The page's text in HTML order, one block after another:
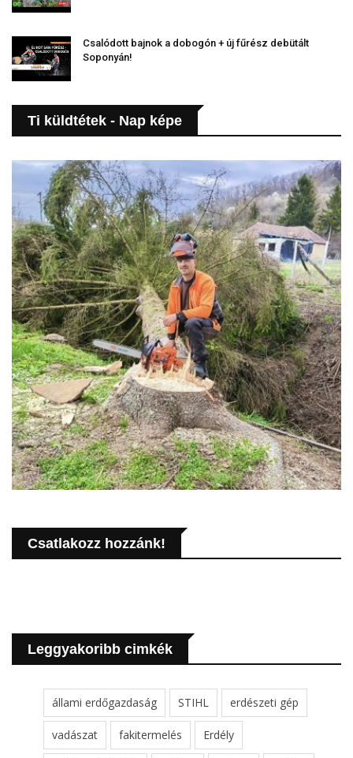
Csalódott bajnok a dobogón + új fűrész debütált
Soponyán!
Ti küldtétek - Nap képe
Csatlakozz hozzánk!
Leggyakoribb cimkék
állami erdőgazdaság STIHL erdészeti gép
vadászat fakitermelés Erdély